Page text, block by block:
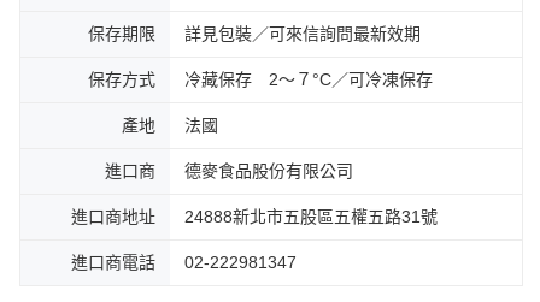
保存期限 詳見包裝／可來信詢問最新效期
保存方式 冷藏保存 2～７°C／可冷凍保存
產地 法國
進口商 德麥食品股份有限公司
進口商地址 24888新北市五股區五權五路31號
進口商電話 02-222981347